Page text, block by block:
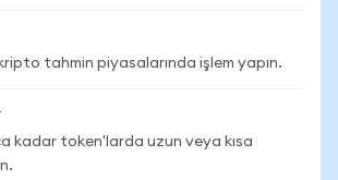
tahmin piyasalarında işlem yapın.
kadar token'larda uzun veya kısa